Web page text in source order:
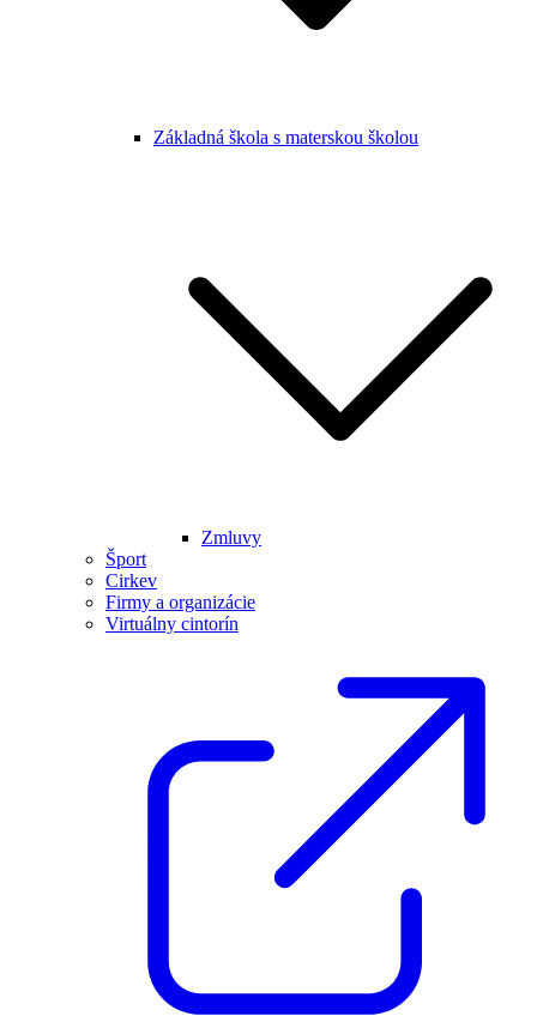
Základná škola s materskou školou
Zmluvy
Šport
Cirkev
Firmy a organizácie
Virtuálny cintorín